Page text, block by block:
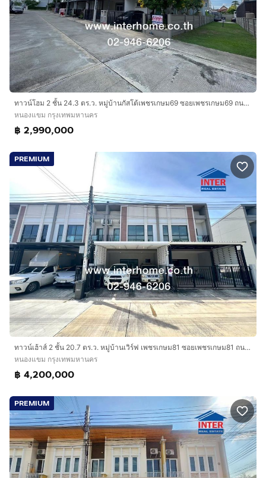
ทาวน์โฮม 2 ชั้น 24.3 ตร.ว. หมู่บ้านกัสโต้เพชรเกษม69 ซอยเพชรเกษม69 ถนนเพชรเกษม ถนนเอกชัย-บางบอน เขตหนองแขม กรุงเทพมหานคร
หนองแขม กรุงเทพมหานคร
฿ 2,990,000
PREMIUM
ทาวน์เฮ้าส์ 2 ชั้น 20.7 ตร.ว. หมู่บ้านเวิร์ฟ เพชรเกษม81 ซอยเพชรเกษม81 ถนนเพชรเกษม ถนนมาเจริญ เขตหนองแขม กรุงเทพมหานคร
หนองแขม กรุงเทพมหานคร
฿ 4,200,000
PREMIUM